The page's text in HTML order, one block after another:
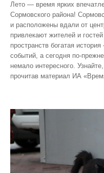
Лето — время ярких
Сормовского района!
и расположены вдали от
привлекают жителей и
пространств богатая
событий, а сегодня
немало интересного.
прочитав материал ИА